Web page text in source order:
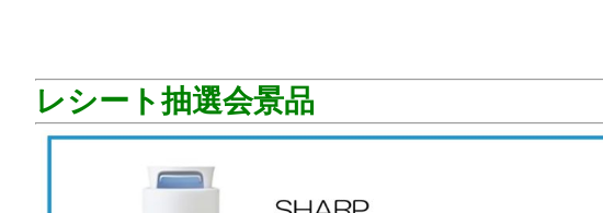
レシート抽選会景品